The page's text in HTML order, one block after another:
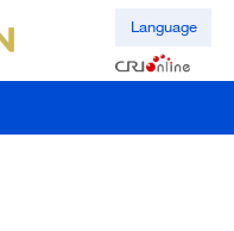
Language